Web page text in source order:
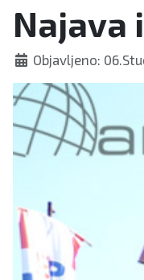
Najava
Objavljeno: